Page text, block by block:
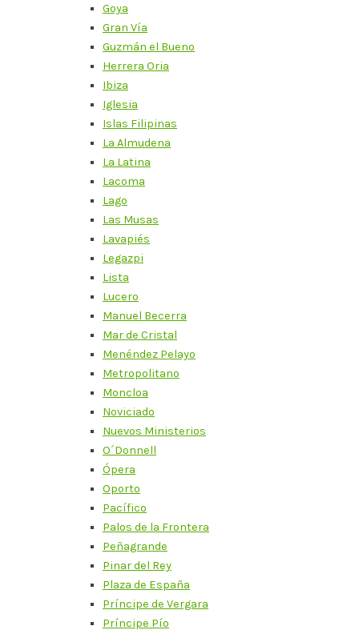
Goya
Gran Vía
Guzmán el Bueno
Herrera Oria
Ibiza
Iglesia
Islas Filipinas
La Almudena
La Latina
Lacoma
Lago
Las Musas
Lavapiés
Legazpi
Lista
Lucero
Manuel Becerra
Mar de Cristal
Menéndez Pelayo
Metropolitano
Moncloa
Noviciado
Nuevos Ministerios
O´Donnell
Ópera
Oporto
Pacífico
Palos de la Frontera
Peñagrande
Pinar del Rey
Plaza de España
Príncipe de Vergara
Príncipe Pío